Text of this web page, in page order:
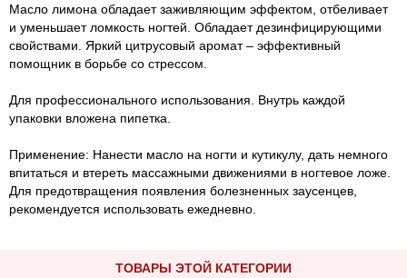
Масло лимона обладает заживляющим эффектом, отбеливает
и уменьшает ломкость ногтей. Обладает дезинфицирующими
свойствами. Яркий цитрусовый аромат – эффективный
помощник в борьбе со стрессом.
Для профессионального использования. Внутрь каждой
упаковки вложена пипетка.
Применение: Нанести масло на ногти и кутикулу, дать немного
впитаться и втереть массажными движениями в ногтевое ложе.
Для предотвращения появления болезненных заусенцев,
рекомендуется использовать ежедневно.
ТОВАРЫ ЭТОЙ КАТЕГОРИИ